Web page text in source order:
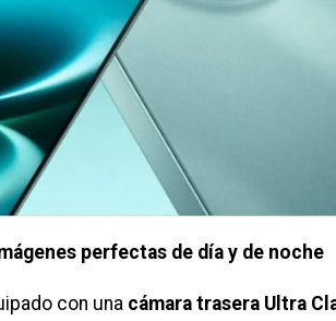
perfectas de día y de noche
con una cámara trasera Ultra